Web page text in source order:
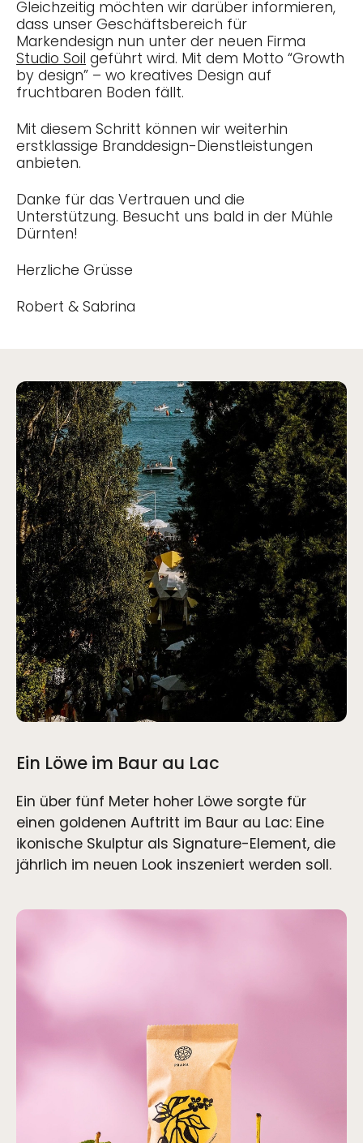
Gleichzeitig möchten wir darüber informieren,
dass unser Geschäftsbereich für
Markendesign nun unter der neuen Firma
Studio Soilgeführt wird. Mit dem Motto “Growth
by design” – wo kreatives Design auf
fruchtbaren Boden fällt.
Mit diesem Schritt können wir weiterhin
erstklassige Branddesign-Dienstleistungen
anbieten.
Danke für das Vertrauen und die
Unterstützung. Besucht uns bald in der Mühle
Dürnten!
Herzliche Grüsse
Robert & Sabrina
Ein Löwe im Baur au Lac
Ein über fünf Meter hoher Löwe sorgte für
einen goldenen Auftritt im Baur au Lac: Eine
ikonische Skulptur als Signature-Element, die
jährlich im neuen Look inszeniert werden soll.